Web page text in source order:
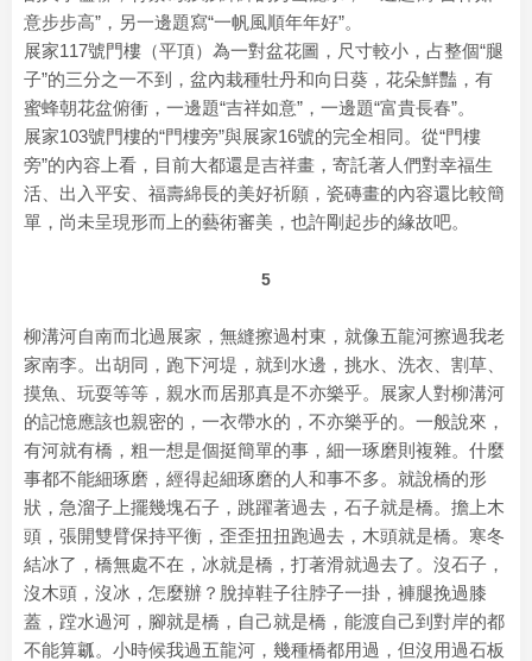
意步步高”，另一邊題寫“一帆風順年年好”。
展家117號門樓（平頂）為一對盆花圖，尺寸較小，占整個“腿
子”的三分之一不到，盆內栽種牡丹和向日葵，花朵鮮豔，有
蜜蜂朝花盆俯衝，一邊題“吉祥如意”，一邊題“富貴長春”。
展家103號門樓的“門樓旁”與展家16號的完全相同。從“門樓
旁”的內容上看，目前大都還是吉祥畫，寄託著人們對幸福生
活、出入平安、福壽綿長的美好祈願，瓷磚畫的內容還比較簡
單，尚未呈現形而上的藝術審美，也許剛起步的緣故吧。
5
柳溝河自南而北過展家，無縫擦過村東，就像五龍河擦過我老
家南李。出胡同，跑下河堤，就到水邊，挑水、洗衣、割草、
摸魚、玩耍等等，親水而居那真是不亦樂乎。展家人對柳溝河
的記憶應該也親密的，一衣帶水的，不亦樂乎的。一般說來，
有河就有橋，粗一想是個挺簡單的事，細一琢磨則複雜。什麼
事都不能細琢磨，經得起細琢磨的人和事不多。就說橋的形
狀，急溜子上擺幾塊石子，跳躍著過去，石子就是橋。擔上木
頭，張開雙臂保持平衡，歪歪扭扭跑過去，木頭就是橋。寒冬
結冰了，橋無處不在，冰就是橋，打著滑就過去了。沒石子，
沒木頭，沒冰，怎麼辦？脫掉鞋子往脖子一掛，褲腿挽過膝
蓋，蹚水過河，腳就是橋，自己就是橋，能渡自己到對岸的都
不能算瓤。小時候我過五龍河，幾種橋都用過，但沒用過石板